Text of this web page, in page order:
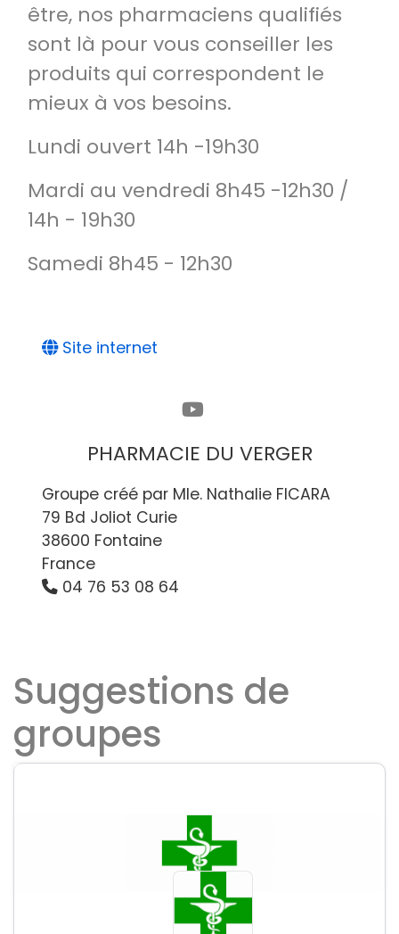
être, nos pharmaciens qualifiés
sont là pour vous conseiller les
produits qui correspondent le
mieux à vos besoins.
Lundi ouvert 14h -19h30
Mardi au vendredi 8h45 -12h30 /
14h - 19h30
Samedi 8h45 - 12h30
Site internet
PHARMACIE DU VERGER
Groupe créé par Mle. Nathalie FICARA
79 Bd Joliot Curie
38600 Fontaine
France
04 76 53 08 64
Suggestions de
groupes